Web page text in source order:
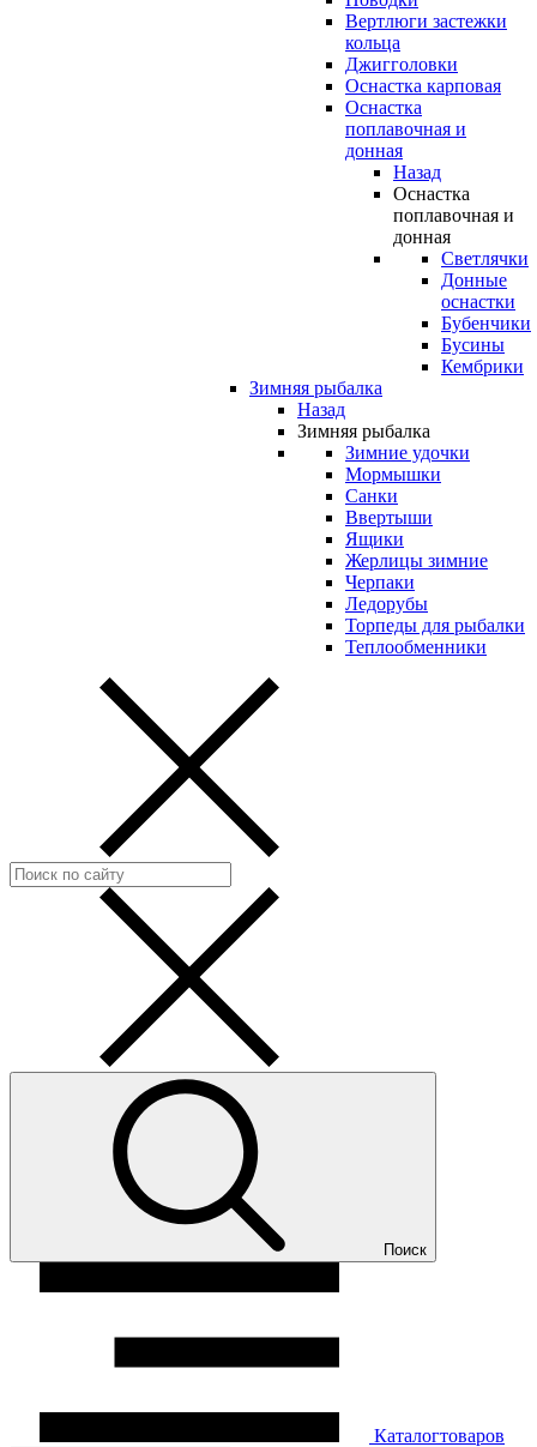
Вертлюги застежки
кольца
Джигголовки
Оснастка карповая
Оснастка
поплавочная и
донная
Назад
Оснастка
поплавочная и
донная
Светлячки
Донные
оснастки
Бубенчики
Бусины
Кембрики
Зимняя рыбалка
Назад
Зимняя рыбалка
Зимние удочки
Мормышки
Санки
Ввертыши
Ящики
Жерлицы зимние
Черпаки
Ледорубы
Торпеды для рыбалки
Теплообменники
Поиск
Каталогтоваров